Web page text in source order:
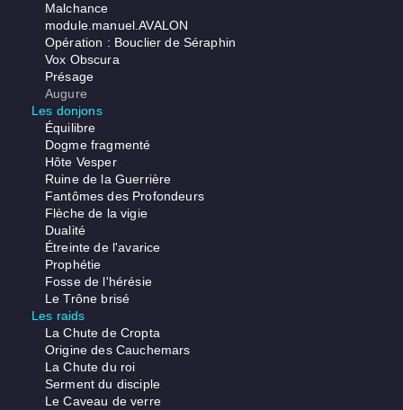
Malchance
module.manuel.AVALON
Opération : Bouclier de Séraphin
Vox Obscura
Présage
Augure
Les donjons
Équilibre
Dogme fragmenté
Hôte Vesper
Ruine de la Guerrière
Fantômes des Profondeurs
Flèche de la vigie
Dualité
Étreinte de l'avarice
Prophétie
Fosse de l'hérésie
Le Trône brisé
Les raids
La Chute de Cropta
Origine des Cauchemars
La Chute du roi
Serment du disciple
Le Caveau de verre